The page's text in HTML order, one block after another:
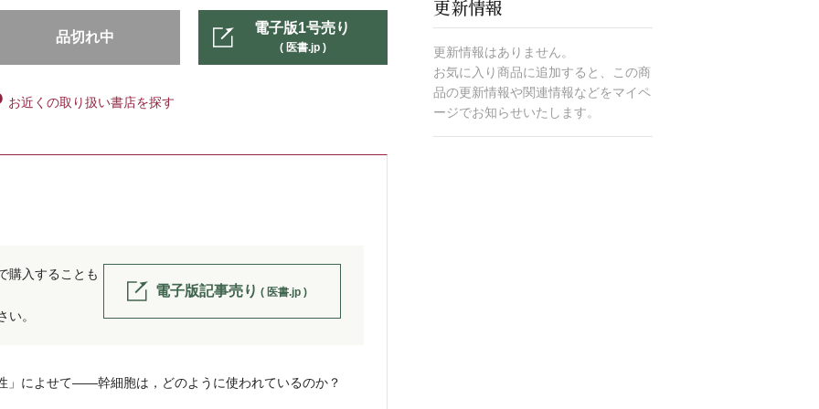
品切れ中
電子版1号売り
( 医書.jp )
お近くの取り扱い書店を探す
購入することも
。
電子版記事売り ( 医書.jp )
」によせて――幹細胞は，どのように使われているのか？
更新情報
更新情報はありません。
お気に入り商品に追加すると、この商
品の更新情報や関連情報などをマイペ
ージでお知らせいたします。